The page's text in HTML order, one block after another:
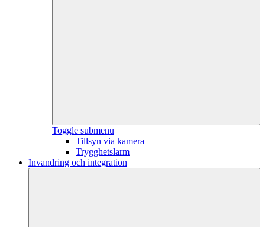
Toggle submenu
Tillsyn via kamera
Trygghetslarm
Invandring och integration